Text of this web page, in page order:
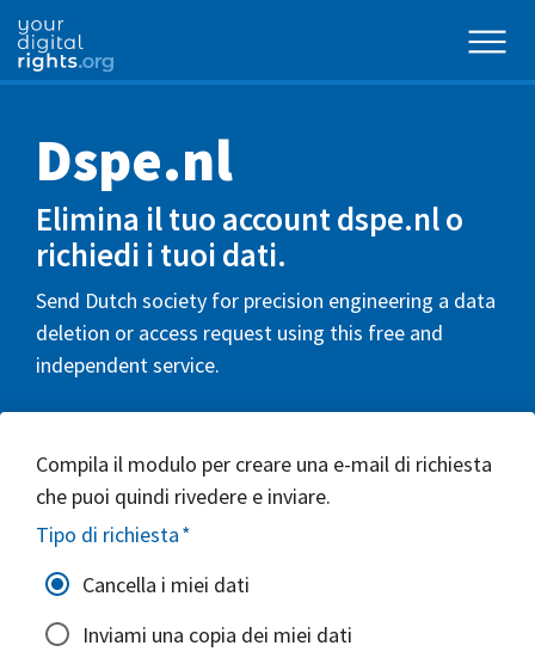
Dspe.nl
Elimina il tuo account dspe.nl o
richiedi i tuoi dati.
Send Dutch society for precision engineering a data
deletion or access request using this free and
independent service.
Compila il modulo per creare una e-mail di richiesta
che puoi quindi rivedere e inviare.
Tipo di richiesta*
Cancella i miei dati
Inviami una copia dei miei dati